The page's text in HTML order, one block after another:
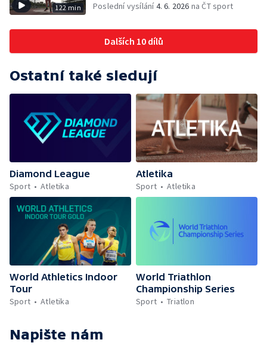
122 min
Poslední vysílání4. 6. 2026 na ČT sport
Dalších 10 dílů
Ostatní také sledují
Diamond League
Sport
Atletika
Atletika
Sport
Atletika
World Athletics Indoor
Tour
Sport
Atletika
World Triathlon
Championship Series
Sport
Triatlon
Napište nám